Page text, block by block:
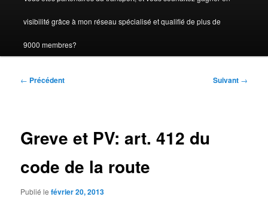
visibilité grâce à mon réseau spécialisé et qualifié de plus de
9000 membres?
Navigation
← Précédent Suivant →
Greve et PV: art. 412 du
code de la route
Publié lefévrier 20, 2013